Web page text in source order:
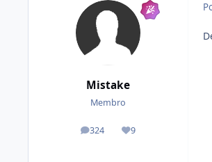
Mistake
Membro
324
posts 9
Reputação